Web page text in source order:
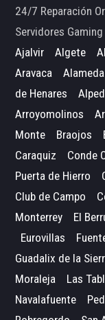
24/7 Reparación
Servidores
Ajalvir
Algete
Aravaca
de Henares
Arroyomolinos
Monte
Braojos
Caraquiz
Conde
Puerta de Hierro
Club de Campo
Monterrey
El
Eurovillas
Guadalix de la
Moraleja
Las
Navalafuente